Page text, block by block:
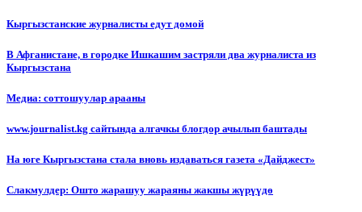
Кыргызстанские журналисты едут домой
В Афганистане, в городке Ишкашим застряли два журналиста из
Кыргызстана
Медиа: соттошуулар арааны
www.journalist.kg сайтында алгачкы блогдор ачылып баштады
На юге Кыргызстана стала вновь издаваться газета «Дайджест»
Слакмулдер: Ошто жарашуу жараяны жакшы жүрүүдө